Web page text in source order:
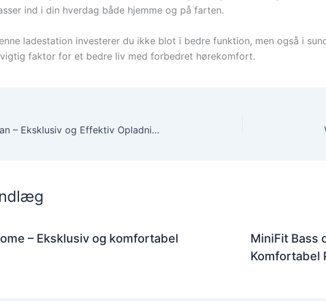
ind i din hverdag både hjemme og på farten.
ladestation investerer du ikke blot i bedre funktion, men også i
faktor for et bedre liv med forbedret hørekomfort.
Widex BTE Charge n Clean – Eksklusiv og Effektiv Opladningsstation
– Eksklusiv og komfortabel
MiniFit Bass
Komfortabel